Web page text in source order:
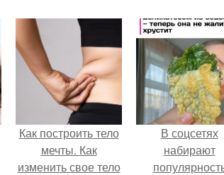
Как построить тело
мечты. Как
изменить свое тело
В соцсетях
набирают